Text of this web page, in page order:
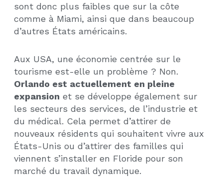
sont donc plus faibles que sur la côte
comme à Miami, ainsi que dans beaucoup
d’autres États américains.
Aux USA, une économie centrée sur le
tourisme est-elle un problème ? Non.
Orlando est actuellement en pleine
expansion et se développe également sur
les secteurs des services, de l’industrie et
du médical. Cela permet d’attirer de
nouveaux résidents qui souhaitent vivre aux
États-Unis ou d’attirer des familles qui
viennent s’installer en Floride pour son
marché du travail dynamique.